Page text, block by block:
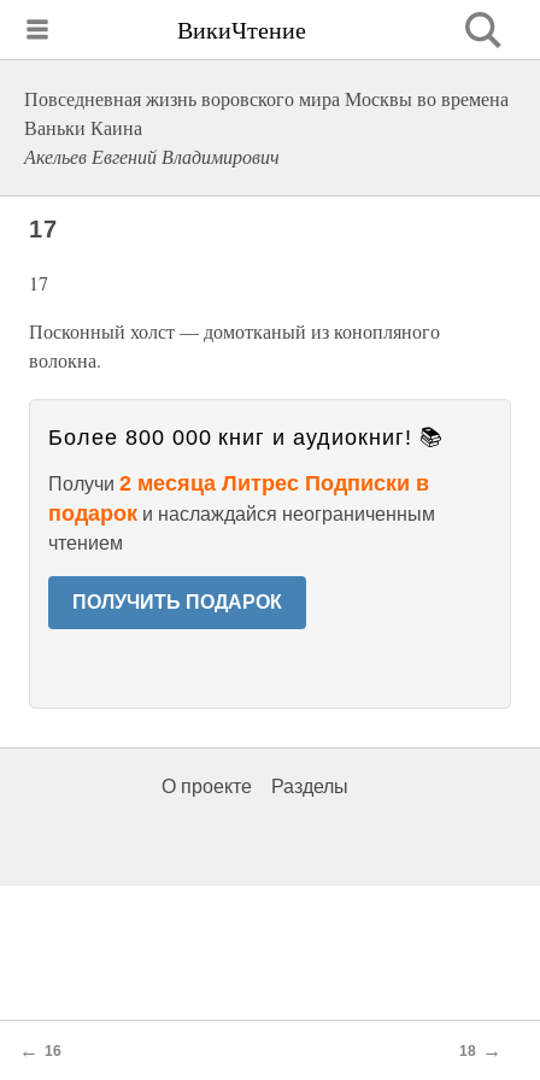
ВикиЧтение
Повседневная жизнь воровского мира Москвы во времена
Ваньки Каина
Акельев Евгений Владимирович
17
17
Посконный холст — домотканый из конопляного
волокна.
Более 800 000 книг и аудиокниг! 📚
Получи 2 месяца Литрес Подписки в
подарок и наслаждайся неограниченным
чтением
ПОЛУЧИТЬ ПОДАРОК
О проекте Разделы
← 16 18 →